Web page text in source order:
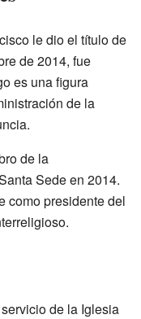
le dio el título de
de 2014, fue
es una figura
de la
de la
Sede en 2014.
como presidente del
de la Iglesia